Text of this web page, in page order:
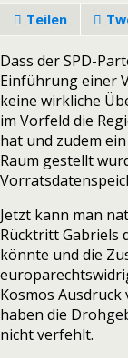
Teilen
Dass der SPD-
Einführung einer
keine wirkliche
im Vorfeld die
hat und zudem
Raum gestellt
Jetzt kann man
Rücktritt Gabriels
könnte und die
Kosmos
haben die
nicht verfehlt.